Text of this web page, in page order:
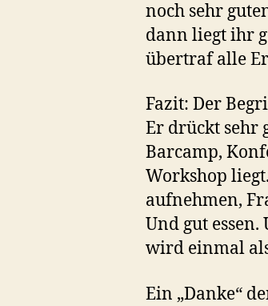
noch sehr
dann liegt ihr
übertraf alle
Fazit: Der
Er drückt sehr
Barcamp,
Workshop
aufnehmen,
Und gut
wird einmal
Ein „Danke“